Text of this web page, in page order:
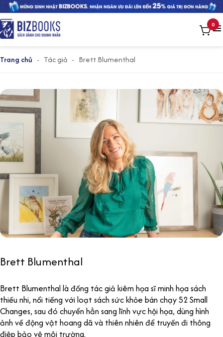
0
Trang chủ - Tác giả - Brett Blumenthal
Brett Blumenthal
Brett Blumenthal là đồng tác giả kiêm họa sĩ minh họa sách
thiếu nhi, nổi tiếng với loạt sách sức khỏe bán chạy 52 Small
Changes, sau đó chuyển hẳn sang lĩnh vực hội họa, dùng hình
ảnh về động vật hoang dã và thiên nhiên để truyền đi thông
điệp bảo vệ môi trường.